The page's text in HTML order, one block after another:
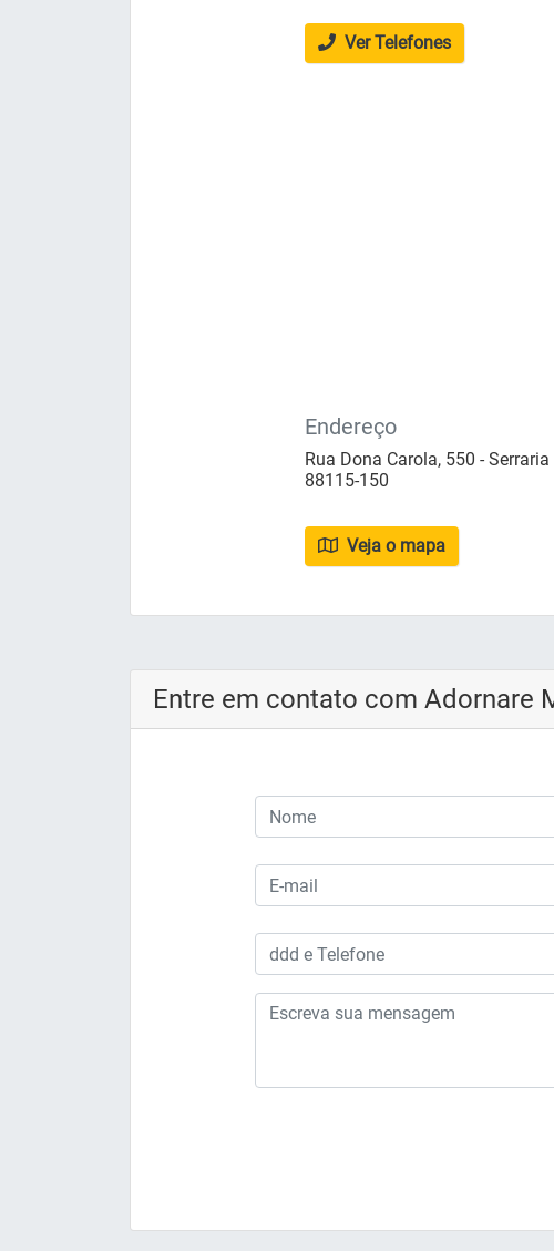
Ver Telefones
Endereço
Rua Dona Carola, 550 -
88115-150
Veja o mapa
Entre em contato com Adornare